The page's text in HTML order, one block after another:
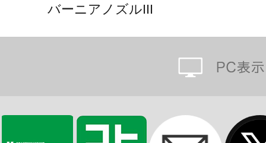
バーニアノズルIII